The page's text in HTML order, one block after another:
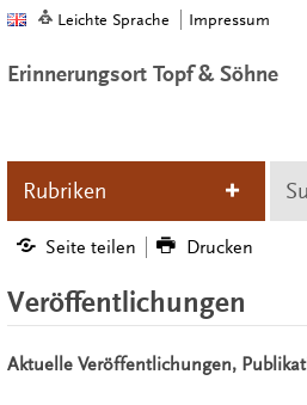
Leichte Sprache Impressum
Erinnerungsort Topf & Söhne
Rubriken
Seite teilen Drucken
Veröffentlichungen
Aktuelle Veröffentlichungen,